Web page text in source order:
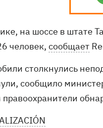
на шоссе в штате
человек, сообщает
столкнулись
сообщило
правоохранители